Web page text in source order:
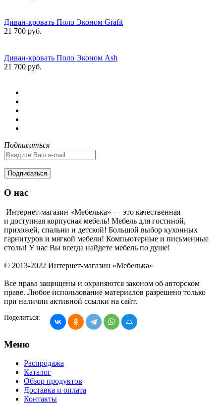
Диван-кровать Поло Эконом Grafit
21 700 руб.
Диван-кровать Поло Эконом Ash
21 700 руб.
Подписаться
Подписаться
О нас
Интернет-магазин «Мебелька» — это качественная
и доступная корпусная мебель! Мебель для гостиной,
прихожей, спальни и детской! Большой выбор кухонных
гарнитуров и мягкой мебели! Компьютерные и письменные
столы! У нас Вы всегда найдете мебель по душе!
© 2013-2022 Интернет-магазин «Мебелька»
Все права защищены и охраняются законом об авторском
праве. Любое использование материалов разрешено только
при наличии активной ссылки на сайт.
Поделиться:
Меню
Распродажа
Каталог
Обзор продуктов
Доставка и оплата
Контакты